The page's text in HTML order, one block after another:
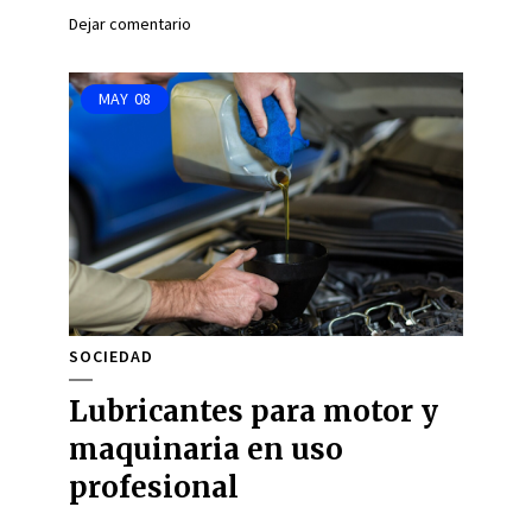
Dejar comentario
MAY 08
SOCIEDAD
Lubricantes para motor y
maquinaria en uso
profesional